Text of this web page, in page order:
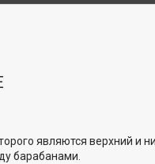
являются верхний и
барабанами.